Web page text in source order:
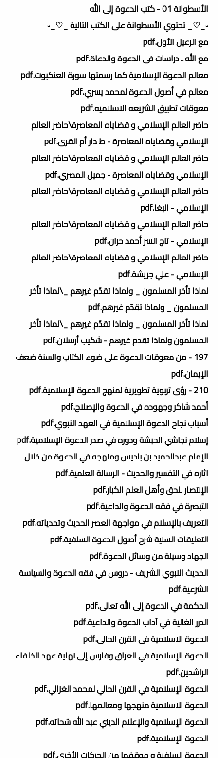
الأسطوانة 01 - كتب الدعوة إلى الله
▫️_♡_ تحتوي الأسطوانة على الكتب التالية _♡_▫️
مع الرعيل الأول.pdf
مع الله ـ دراسات فى الدعوة والدعاة.pdf
معالم الدعوة الإسلامية كما رسمتها سورة العنكبوت.pdf
معالم في أصول الدعوة لمحمد يسري.pdf
معوقات تطبيق الشريعه الاسلاميه.pdf
حاضر العالم الإسلامي و قضاياه المعاصرة\حاضر العالم
الإسلامي وقضاياه المعاصرة - ط دار أم القرى.pdf
حاضر العالم الإسلامي و قضاياه المعاصرة\حاضر العالم
الإسلامي وقضاياه المعاصرة - جميل المصري.pdf
حاضر العالم الإسلامي و قضاياه المعاصرة\حاضر العالم
الإسلامي - البغا.pdf
حاضر العالم الإسلامي و قضاياه المعاصرة\حاضر العالم
الإسلامي - تاج السر أحمد حران.pdf
حاضر العالم الإسلامي و قضاياه المعاصرة\حاضر العالم
الإسلامي - علي جريشة.pdf
لماذا تأخر المسلمون _ ولماذا تقدّم غيرهم _\لماذا تأخر
المسلمون _ ولماذا تقدّم غيرهم.pdf
لماذا تأخر المسلمون _ ولماذا تقدّم غيرهم _\لماذا تأخر
المسلمون ولماذا تقدم غيرهم - شكيب أرسلان.pdf
197 - من معوقات الدعوة على ضوء الكتاب والسنة ضعف
الإيمان.pdf
210 - رؤى تربوية تطويرية لمنهج الدعوة الإسلامية.pdf
أحمد شاكر وجهوده في الدعوة والإصلاح.pdf
أسباب نجاح الدعوة الإسلامية في العهد النبوي.pdf
إسلام نجاشي الحبشة ودوره في صدر الدعوة الإسلامية.pdf
الإمام عبدالحميد بن باديس ومنهجه في الدعوة من خلال
اثاره في التفسير والحديث - الرسالة العلمية.pdf
الإنتصار للحق وأهل العلم الكبار.pdf
التبصرة في فقه الدعوة والداعية.pdf
التعريف بالإسلام في مواجهة العصر الحديث وتحدياته.pdf
التعليقات السنية شرح أصول الدعوة السلفية.pdf
الجهاد وسيلة من وسائل الدعوة.pdf
الحديث النبوي الشريف - دروس في فقه الدعوة والسياسة
الشرعية.pdf
الحكمة في الدعوة إلى الله تعالى.pdf
الدرر الغالية في آداب الدعوة والداعية.pdf
الدعوة الاسلامية فى القرن الحالى.pdf
الدعوة الإسلامية في العراق وفارس إلى نهاية عهد الخلفاء
الراشدين.pdf
الدعوة الإسلامية في القرن الحالي لمحمد الغزالي.pdf
الدعوة الاسلامية منهجها ومعالمها.pdf
الدعوة الإسلامية والإعلام الديني عبد الله شحاته.pdf
الدعوة الإسلامية.pdf